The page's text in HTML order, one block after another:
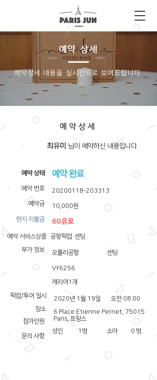
예약 상세
​예약상세 내용을 실시간으로 보여드립니다.
예약상세
최유미 ​님이 예약하신 내용입니다.
​예약 상태
예약 번호
예약금
​현지 지불금
부가 정보
픽업/투어 일시
장소
참가인원
문의 사항
예약 서비스상품
예약 완료
20200118-203313
10,000원
60유로
공항픽업·센딩
오를리공항 센딩
VY6256
캐리어1개
2020년 1월 19일
오전 08:00
6 Place Etienne Pernet, 75015
Paris, 프랑스
성인
1 명 소아 0 명